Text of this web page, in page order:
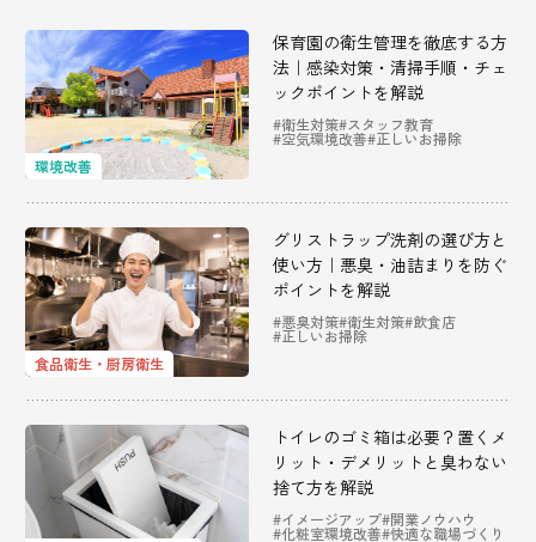
環境改善
保育園の衛生管理を徹底する方
法｜感染対策・清掃手順・チェ
ックポイントを解説
#衛生対策#スタッフ教育
#空気環境改善#正しいお掃除
食品衛生・厨房衛生
グリストラップ洗剤の選び方と
使い方｜悪臭・油詰まりを防ぐ
ポイントを解説
#悪臭対策#衛生対策#飲食店
#正しいお掃除
トイレのゴミ箱は必要？置くメ
リット・デメリットと臭わない
捨て方を解説
#イメージアップ#開業ノウハウ
#化粧室環境改善#快適な職場づくり